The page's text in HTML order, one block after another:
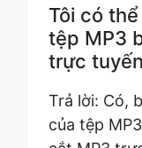
Trả lời: Có,
của tệp
cắt MP3
kết hợp